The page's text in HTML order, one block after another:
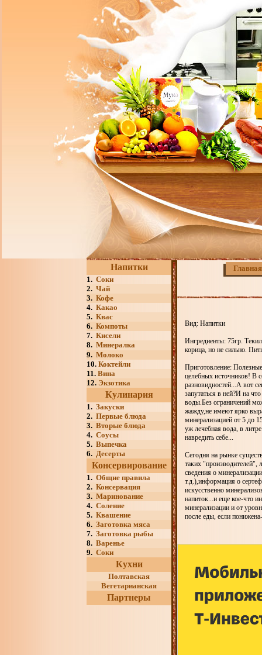
Напитки
1. Соки
2. Чай
3. Кофе
4. Какао
5. Квас
6. Компоты
7. Кисели
8. Минералка
9. Молоко
10. Коктейли
11. Вина
12. Экзотика
Кулинария
1. Закуски
2. Первые блюда
3. Вторые блюда
4. Соусы
5. Выпечка
6. Десерты
Консервирование
1. Общие правила
2. Консервация
3. Маринование
4. Соление
5. Квашение
6. Заготовка мяса
7. Заготовка рыбы
8. Варенье
9. Соки
Кухни
Полтавская
Вегетарианская
Партнеры
Главная
Вид: Напитки
Ингредиенты: 75гр.
корица, но не сильно.
Приготовление:
целебных источников! В
разновидностей...А вот
запутаться в ней?И на
воды.Без ограничений
жажду,не имеют ярко
минерализацией от 5 до
уж лечебная вода, в
навредить себе...
Сегодня на рынке
таких "производителей",
сведения о
т.д.),информация о
искусственно
напиток...и еще кое-что
минерализации и от
после еды, если